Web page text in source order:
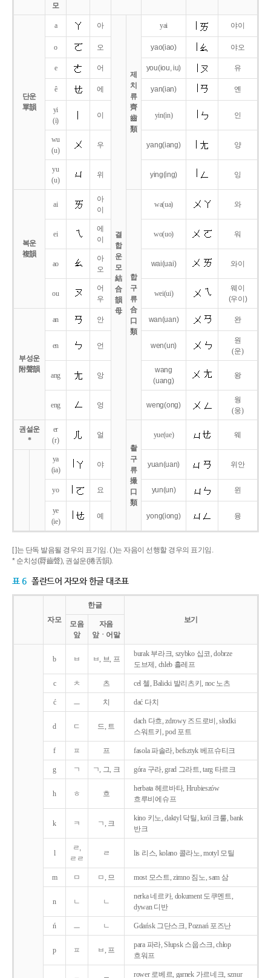
모
단운
單韻
a 아
결
합
운
모
結
合
韻
母
제
치
류
齊
齒
類
yai 야이
o 오 yao(iao) 야오
e 어 you(iou,iu) 유
ê 에 yan(ian) 옌
yi
(i)
이 yin(in) 인
wu
(u)
우 yang(iang) 양
yu
(u)
위 ying(ing) 잉
복운
複韻
ai
아
이
합
구
류
合
口
類
wa(ua) 와
ei
에
이
wo(uo) 워
ao
아
오
wai(uai) 와이
ou
어
우
wei(ui)
웨이
(우이)
부성운
附聲韻
an 안 wan(uan) 완
en 언 wen(un)
원
(운)
ang 앙
wang
(uang)
왕
eng 엉 weng(ong)
웡
(웅)
권설운
*
er
(r)
얼
촬
구
류
撮
口
類
yue(ue) 웨
ya
(ia)
야 yuan(uan) 위안
yo 요 yun(un) 윈
ye
(ie)
예 yong(iong) 융
[ ]는 단독 발음될 경우의 표기임. ( )는 자음이 선행할 경우의 표기임.
* 순치성(脣齒聲), 권설운(捲舌韻).
표 6 폴란드어 자모와 한글 대조표
자모
한글
보기
모음
앞
자음
앞ㆍ어말
b ㅂ ㅂ, 브, 프
burak 부라크, szybko 십코, dobrze
도브제, chleb 흘레프
c ㅊ 츠 cel 첼, Balicki 발리츠키, noc 노츠
ć ㅡ 치 dać 다치
d ㄷ 드, 트
dach 다흐, zdrowy 즈드로비, słodki
스워트키, pod 포트
f ㅍ 프 fasola 파솔라, befsztyk 베프슈티크
g ㄱ ㄱ, 그, 크 góra 구라, grad 그라트, targ 타르크
h ㅎ 흐
herbata 헤르바타, Hrubieszów
흐루비에슈프
k ㅋ ㄱ, 크
kino 키노, daktyl 닥틸, król 크룰, bank
반크
l
ㄹ,
ㄹㄹ
ㄹ lis 리스, kolano 콜라노, motyl 모틸
m ㅁ ㅁ, 므 most 모스트, zimno 짐노, sam 삼
n ㄴ ㄴ
nerka 네르카, dokument 도쿠멘트,
dywan 디반
ń ㅡ ㄴ Gdańsk 그단스크, Poznań 포즈난
p ㅍ ㅂ, 프
para 파라, Słupsk 스웁스크, chłop
흐워프
rower 로베르, garnek 가르네크, sznur